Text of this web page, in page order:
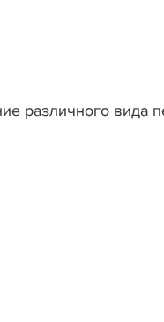
различного вида